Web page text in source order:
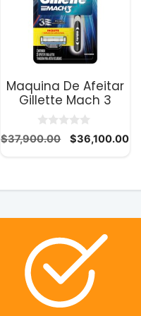
Maquina De Afeitar
Gillette Mach 3
0
d
$37,900.00
El
$36,100.00El